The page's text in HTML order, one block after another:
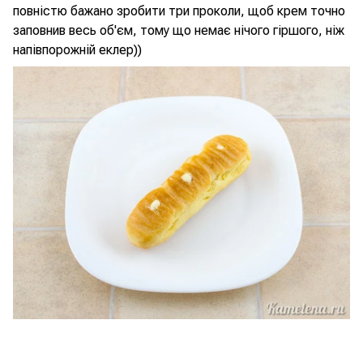
повністю бажано зробити три проколи, щоб крем точно
заповнив весь об'єм, тому що немає нічого гіршого, ніж
напівпорожній еклер))